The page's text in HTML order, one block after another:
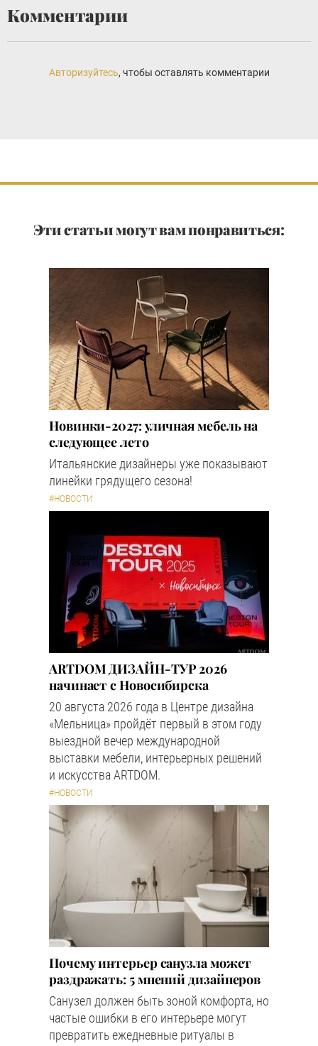
Комментарии
Авторизуйтесь, чтобы оставлять комментарии
Эти статьи могут вам понравиться:
Новинки-2027: уличная мебель на
следующее лето
Итальянские дизайнеры уже показывают
линейки грядущего сезона!
#НОВОСТИ
ARTDOM ДИЗАЙН-ТУР 2026
начинает с Новосибирска
20 августа 2026 года в Центре дизайна
«Мельница» пройдёт первый в этом году
выездной вечер международной
выставки мебели, интерьерных решений
и искусства ARTDOM.
#НОВОСТИ
Почему интерьер санузла может
раздражать: 5 мнений дизайнеров
Санузел должен быть зоной комфорта, но
частые ошибки в его интерьере могут
превратить ежедневные ритуалы в